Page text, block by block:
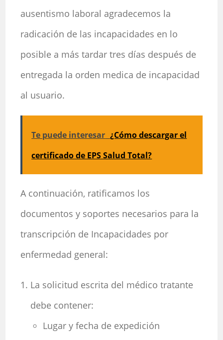
ausentismo laboral agradecemos la
radicación de las incapacidades en lo
posible a más tardar tres días después de
entregada la orden medica de incapacidad
al usuario.
Te puede interesar ¿Cómo descargar el
certificado de EPS Salud Total?
A continuación, ratificamos los
documentos y soportes necesarios para la
transcripción de Incapacidades por
enfermedad general:
La solicitud escrita del médico tratante
debe contener:
Lugar y fecha de expedición